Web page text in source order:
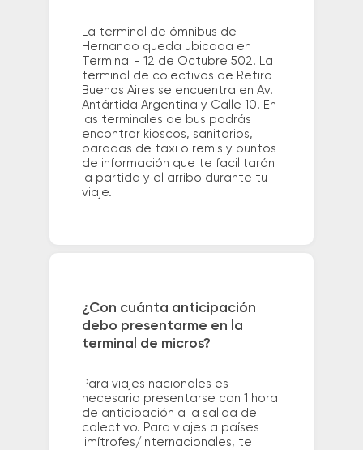
La terminal de ómnibus de
Hernando queda ubicada en
Terminal - 12 de Octubre 502. La
terminal de colectivos de Retiro
Buenos Aires se encuentra en Av.
Antártida Argentina y Calle 10. En
las terminales de bus podrás
encontrar kioscos, sanitarios,
paradas de taxi o remis y puntos
de información que te facilitarán
la partida y el arribo durante tu
viaje.
¿Con cuánta anticipación
debo presentarme en la
terminal de micros?
Para viajes nacionales es
necesario presentarse con 1 hora
de anticipación a la salida del
colectivo. Para viajes a países
limítrofes/internacionales, te